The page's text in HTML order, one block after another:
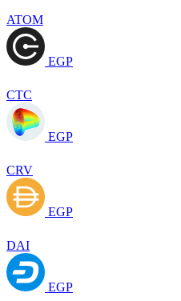
ATOM
EGP
CTC
EGP
CRV
EGP
DAI
EGP